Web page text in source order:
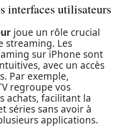
interfaces utilisateurs
joue un rôle crucial
streaming. Les
sur iPhone sont
avec un accès
Par exemple,
regroupe vos
achats, facilitant la
séries sans avoir à
applications.